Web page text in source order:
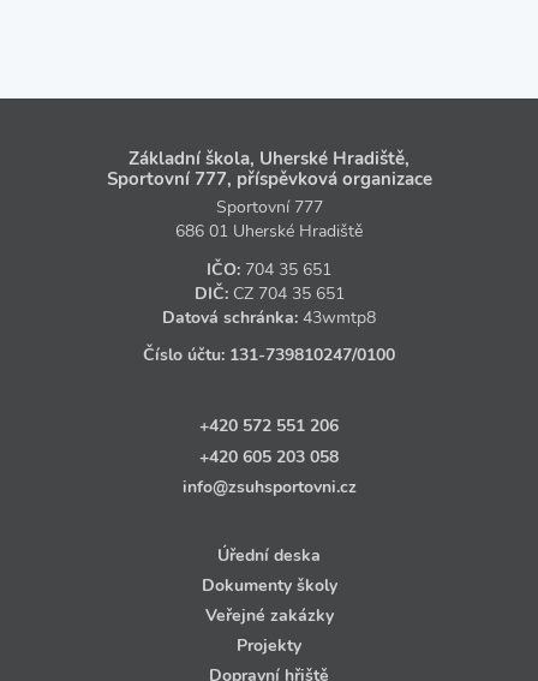
Základní škola, Uherské Hradiště,
Sportovní 777, příspěvková organizace
Sportovní 777
686 01 Uherské Hradiště
IČO: 704 35 651
DIČ: CZ 704 35 651
Datová schránka: 43wmtp8
Číslo účtu: 131‑739810247/0100
+420 572 551 206
+420 605 203 058
info@zsuhsportovni.cz
Úřední deska
Dokumenty školy
Veřejné zakázky
Projekty
Dopravní hřiště